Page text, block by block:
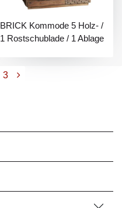
BRICK Kommode 5 Holz- /
1 Rostschublade / 1 Ablage
3